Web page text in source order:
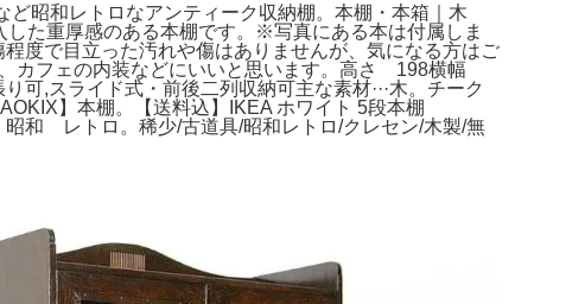
昭和レトロなアンティーク収納棚。本棚・本箱｜木
た重厚感のある本棚です。※写真にある本は付属しま
度で目立った汚れや傷はありませんが、気になる方はご
カフェの内装などにいいと思います。高さ 198横幅
,スライド式・前後二列収納可主な素材···木。チーク
】本棚。【送料込】IKEA ホワイト 5段本棚
レトロ。稀少/古道具/昭和レトロ/クレセン/木製/無